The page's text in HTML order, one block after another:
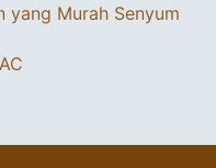
yang Murah Senyum